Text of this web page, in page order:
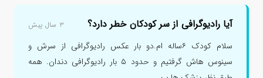
آیا رادیوگرافی از سر کودکان خطر دارد؟ ۳ سال پیش
سلام کودک ۶ساله ام.دو بار عکس رادیوگرافی از سرش و
سینوس هاش گرفتیم و حدود ۵ بار رادیوگرافی دندان. همه